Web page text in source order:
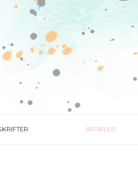
ARTIKLER